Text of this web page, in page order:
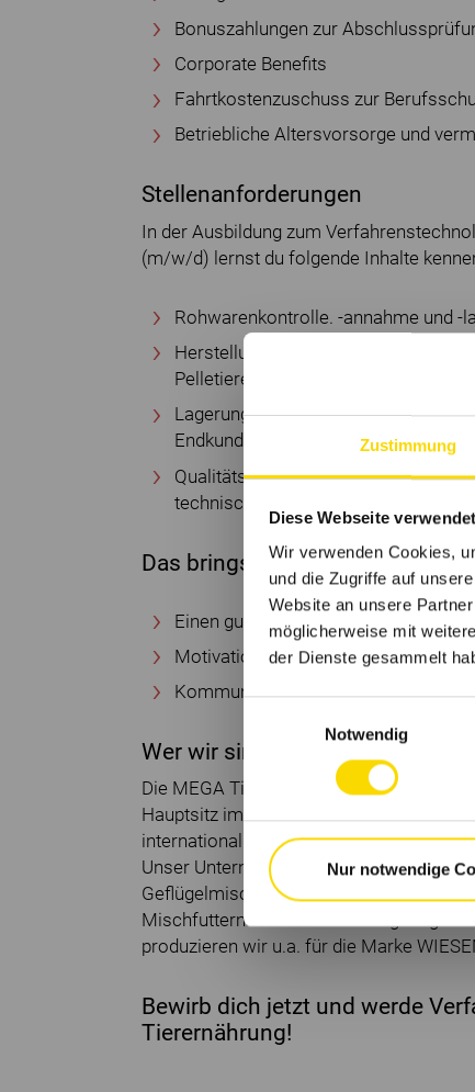
Zustimmung
Diese Webseite
Wir verwenden Cookies,
und die Zugriffe auf
Website an unsere
möglicherweise mit
der Dienste gesammelt
Notwendig
Nur notwendige
Bonuszahlungen zur
Corporate Benefits
Fahrtkostenzuschuss zur
Betriebliche Altersvorsorge und
Stellenanforderungen
In der Ausbildung zum
(m/w/d) lernst du folgende Inhalte
Rohwarenkontrolle. -annahme und -
Herstellung von Futtermitteln inkl.
Pelletieren etc.
Lagerung des Fertigproduktes und
Endkunden
Qualitätskontrolle und Bedienung,
technischen Maschinen und Anlagen
Das bringst du mit
Einen guten Realschulabschluss
Motivation
Kommunikationsfähigkeit,
Wer wir sind
Die MEGA Tierernährung GmbH & Co.
Hauptsitz im niedersächsischen
international tätiger Firmen in den
Unser Unternehmen beschäftigt sich als
Geflügelmischfutterproduzent mit der
Mischfuttermitteln für die
produzieren wir u.a. für die Marke
Bewirb dich jetzt und werde
Tierernährung!